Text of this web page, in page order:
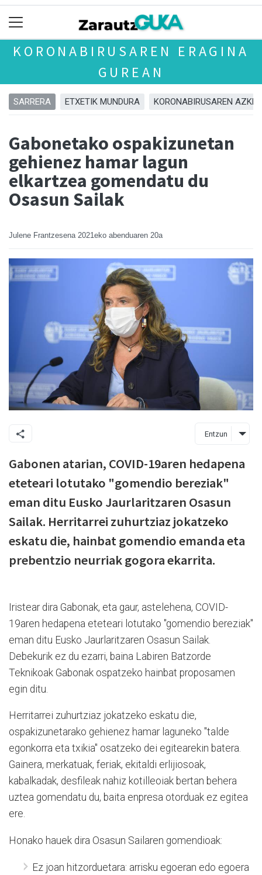
KORONABIRUSAREN ERAGINA
GUREAN
SARRERA ETXETIK MUNDURA KORONABIRUSAREN
Gabonetako ospakizunetan
gehienez hamar lagun
elkartzea gomendatu du
Osasun Sailak
Julene Frantzesena 2021eko abenduaren 20a
Entzun
Gabonen atarian, COVID-19aren hedapena
eteteari lotutako "gomendio bereziak"
eman ditu Eusko Jaurlaritzaren Osasun
Sailak. Herritarrei zuhurtziaz jokatzeko
eskatu die, hainbat gomendio emanda eta
prebentzio neurriak gogora ekarrita.
Iristear dira Gabonak, eta gaur, astelehena, COVID-
19aren hedapena eteteari lotutako "gomendio bereziak"
eman ditu Eusko Jaurlaritzaren Osasun Sailak.
Debekurik ez du ezarri, baina Labiren Batzorde
Teknikoak Gabonak ospatzeko hainbat proposamen
egin ditu.
Herritarrei zuhurtziaz jokatzeko eskatu die,
ospakizunetarako gehienez hamar laguneko "talde
egonkorra eta txikia" osatzeko dei egitearekin batera.
Gainera, merkatuak, feriak, ekitaldi erlijiosoak,
kabalkadak, desfileak nahiz kotilleoiak bertan behera
uztea gomendatu du, baita enpresa otorduak ez egitea
ere.
Honako hauek dira Osasun Sailaren gomendioak:
Ez joan hitzorduetara: arrisku egoeran edo egoera